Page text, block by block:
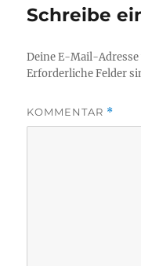
Schreibe
Deine E-Mail-
Erforderliche Felder
KOMMENTAR *